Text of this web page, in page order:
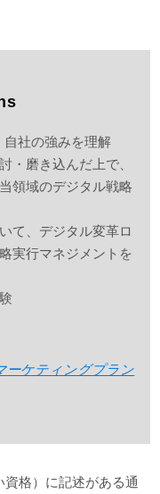
自社の強みを理解
・磨き込んだ上で、
領域のデジタル戦略
て、デジタル変革ロ
実行マネジメントを
ーケティングプラン
資格）に記述がある通